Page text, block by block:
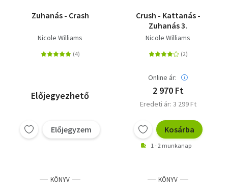
Zuhanás - Crash
Nicole Williams
Előjegyezhető
Előjegyzem
Crush - Kattanás -
Zuhanás 3.
Nicole Williams
Online ár:
2 970 Ft
Eredeti ár: 3 299 Ft
Kosárba
1 - 2 munkanap
KÖNYV KÖNYV